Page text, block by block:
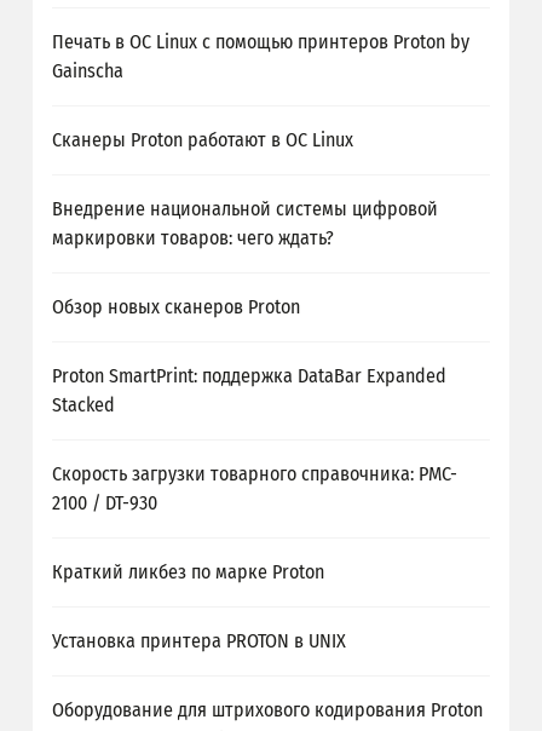
Печать в ОС Linux с помощью принтеров Proton by
Gainscha
Сканеры Proton работают в ОС Linux
Внедрение национальной системы цифровой
маркировки товаров: чего ждать?
Обзор новых сканеров Proton
Proton SmartPrint: поддержка DataBar Expanded
Stacked
Скорость загрузки товарного справочника: PMC-
2100 / DT-930
Краткий ликбез по марке Proton
Установка принтера PROTON в UNIX
Оборудование для штрихового кодирования Proton